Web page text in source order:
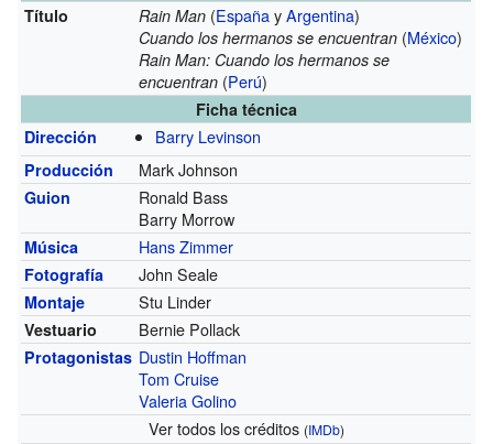
Título
Rain Man (EspañayArgentina)
Cuando los hermanos se encuentran (México)
Rain Man: Cuando los hermanos se
encuentran (Perú)
Ficha técnica
Dirección
Barry Levinson
Producción Mark Johnson
Guion
Ronald Bass
Barry Morrow
Música Hans Zimmer
Fotografía John Seale
Montaje Stu Linder
Vestuario Bernie Pollack
Protagonistas Dustin Hoffman
Tom Cruise
Valeria Golino
Ver todos los créditos (IMDb)